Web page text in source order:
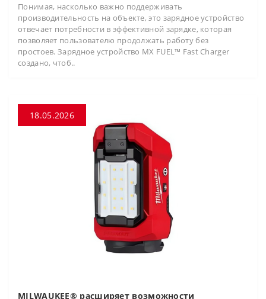
Понимая, насколько важно поддерживать
производительность на объекте, это зарядное устройство
отвечает потребности в эффективной зарядке, которая
позволяет пользователю продолжать работу без
простоев. Зарядное устройство MX FUEL™ Fast Charger
создано, чтоб..
18.05.2026
MILWAUKEE® расширяет возможности